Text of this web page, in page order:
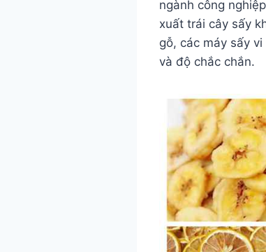
ngành công
xuất trái cây sấy
gỗ, các máy sấy
và độ chắc chắn.